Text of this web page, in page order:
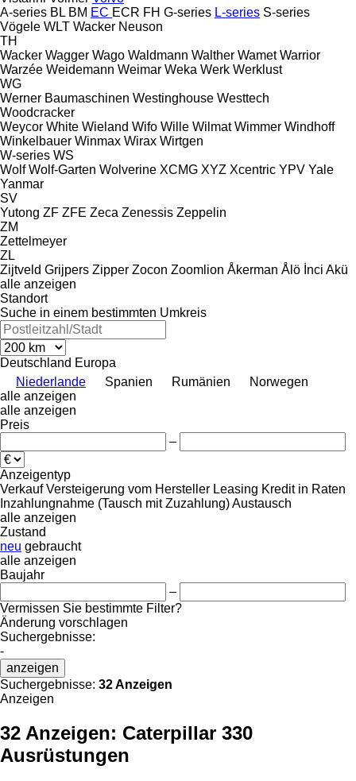
A-series BL BM EC ECR FH G-series L-series S-series
Vögele WLT Wacker Neuson
TH
Wacker Wagger Wago Waldmann Walther Wamet Warrior
Warzée Weidemann Weimar Weka Werk Werklust
WG
Werner Baumaschinen Westinghouse Westtech
Woodcracker
Weycor White Wieland Wifo Wille Wilmat Wimmer Windhoff
Winkelbauer Winmax Wirax Wirtgen
W-series WS
Wolf Wolf-Garten Wolverine XCMG XYZ Xcentric YPV Yale
Yanmar
SV
Yutong ZF ZFE Zeca Zenessis Zeppelin
ZM
Zettelmeyer
ZL
Zijtveld Grijpers Zipper Zocon Zoomlion Åkerman Ålö İnci Akü
alle anzeigen
Standort
Suche in einem bestimmten Umkreis
Deutschland Europa
Niederlande
Spanien Rumänien
Norwegen
alle anzeigen
alle anzeigen
Preis
–
Anzeigentyp
Verkauf Versteigerung vom Hersteller Leasing Kredit in Raten
Inzahlungnahme (Tausch mit Zuzahlung)Austausch
alle anzeigen
Zustand
neu gebraucht
alle anzeigen
Baujahr
–
Vermissen Sie bestimmte Filter?
Änderung vorschlagen
Suchergebnisse:
-
anzeigen
Suchergebnisse: 32 Anzeigen
Anzeigen
32 Anzeigen: Caterpillar 330
Ausrüstungen